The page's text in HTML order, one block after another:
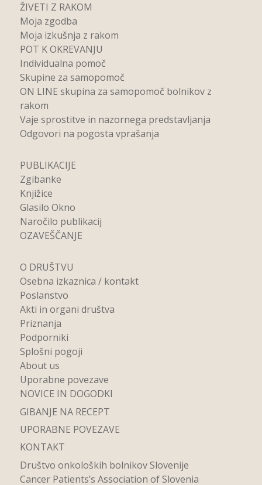
ŽIVETI Z RAKOM
Moja zgodba
Moja izkušnja z rakom
POT K OKREVANJU
Individualna pomoč
Skupine za samopomoč
ON LINE skupina za samopomoč bolnikov z
rakom
Vaje sprostitve in nazornega predstavljanja
Odgovori na pogosta vprašanja
PUBLIKACIJE
Zgibanke
Knjižice
Glasilo Okno
Naročilo publikacij
OZAVEŠČANJE
O DRUŠTVU
Osebna izkaznica / kontakt
Poslanstvo
Akti in organi društva
Priznanja
Podporniki
Splošni pogoji
About us
Uporabne povezave
NOVICE IN DOGODKI
GIBANJE NA RECEPT
UPORABNE POVEZAVE
KONTAKT
Društvo onkoloških bolnikov Slovenije
Cancer Patients’s Association of Slovenia